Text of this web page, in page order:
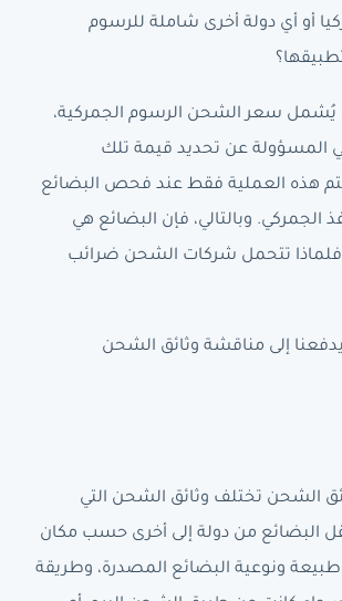
أو أي دولة أخرى شاملة للرسوم
يُشمل سعر الشحن الرسوم الجمركية،
المسؤولة عن تحديد قيمة تلك
هذه العملية فقط عند فحص البضائع
الجمركي. وبالتالي، فإن البضائع هي
فلماذا تتحمل شركات الشحن ضرائب
إلى مناقشة وثائق الشحن
الشحن تختلف وثائق الشحن التي
البضائع من دولة إلى أخرى حسب مكان
وطبيعة ونوعية البضائع المصدرة، وطريقة